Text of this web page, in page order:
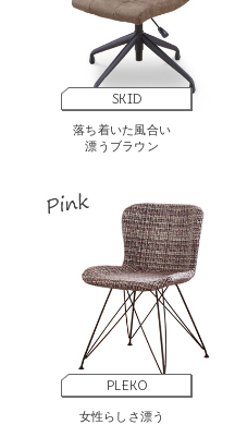
SKID
落ち着いた風合い
漂うブラウン
PLEKO
女性らしさ漂う